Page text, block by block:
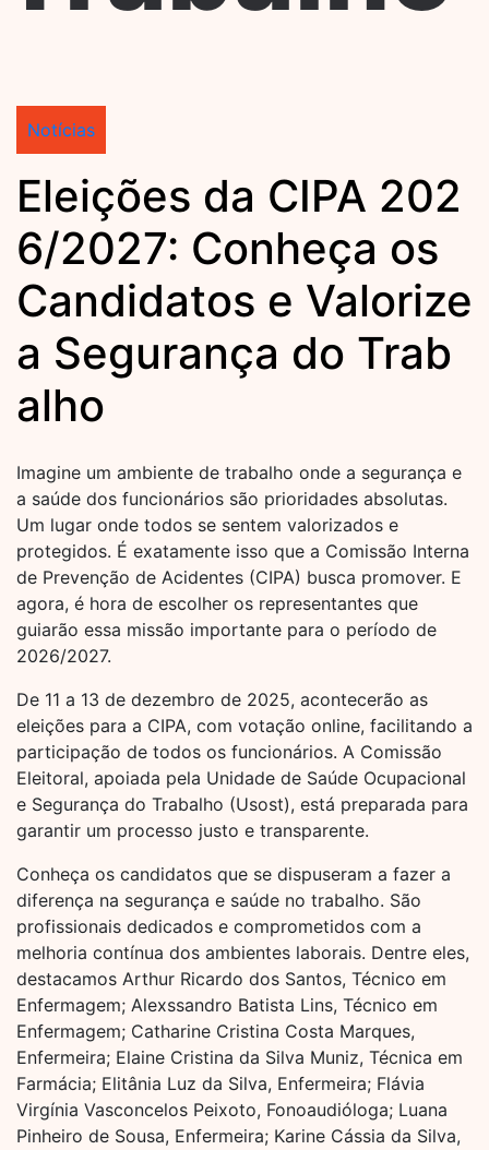
Notícias
Eleições da CIPA 202
6/2027: Conheça os
Candidatos e Valorize
a Segurança do Trab
alho
Imagine um ambiente de trabalho onde a segurança e
a saúde dos funcionários são prioridades absolutas.
Um lugar onde todos se sentem valorizados e
protegidos. É exatamente isso que a Comissão Interna
de Prevenção de Acidentes (CIPA) busca promover. E
agora, é hora de escolher os representantes que
guiarão essa missão importante para o período de
2026/2027.
De 11 a 13 de dezembro de 2025, acontecerão as
eleições para a CIPA, com votação online, facilitando a
participação de todos os funcionários. A Comissão
Eleitoral, apoiada pela Unidade de Saúde Ocupacional
e Segurança do Trabalho (Usost), está preparada para
garantir um processo justo e transparente.
Conheça os candidatos que se dispuseram a fazer a
diferença na segurança e saúde no trabalho. São
profissionais dedicados e comprometidos com a
melhoria contínua dos ambientes laborais. Dentre eles,
destacamos Arthur Ricardo dos Santos, Técnico em
Enfermagem; Alexssandro Batista Lins, Técnico em
Enfermagem; Catharine Cristina Costa Marques,
Enfermeira; Elaine Cristina da Silva Muniz, Técnica em
Farmácia; Elitânia Luz da Silva, Enfermeira; Flávia
Virgínia Vasconcelos Peixoto, Fonoaudióloga; Luana
Pinheiro de Sousa, Enfermeira; Karine Cássia da Silva,